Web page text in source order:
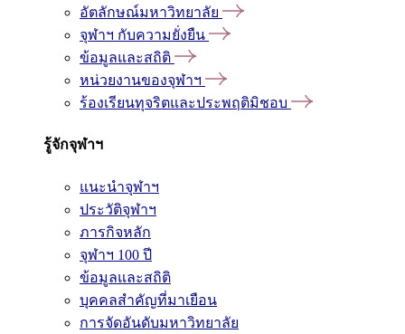
อัตลักษณ์มหาวิทยาลัย
จุฬาฯ กับความยั่งยืน
ข้อมูลและสถิติ
หน่วยงานของจุฬาฯ
ร้องเรียนทุจริตและประพฤติมิชอบ
รู้จักจุฬาฯ
แนะนำจุฬาฯ
ประวัติจุฬาฯ
ภารกิจหลัก
จุฬาฯ 100 ปี
ข้อมูลและสถิติ
บุคคลสำคัญที่มาเยือน
การจัดอันดับมหาวิทยาลัย